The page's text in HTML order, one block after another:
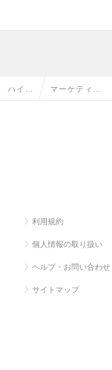
ハイク マーケティン
利用規約
個人情報の取り扱い
ヘルプ・お問い合わせ
サイトマップ